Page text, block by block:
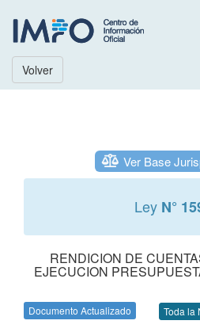
Volver
Ver Base
Ley N°
RENDICION DE
EJECUCION
Documento Actualizado Toda la